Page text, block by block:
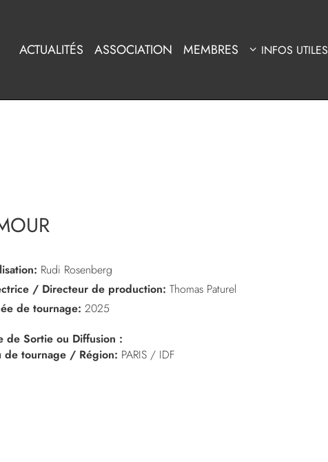
ACTUALITÉS ASSOCIATION MEMBRES INFOS UTILES
Rudi Rosenberg
/ Directeur de production: Thomas Paturel
de tournage: 2025
de Sortie ou Diffusion :
de tournage / Région: PARIS / IDF